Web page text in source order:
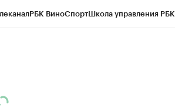
РБК ВиноСпортШкола управления РБК